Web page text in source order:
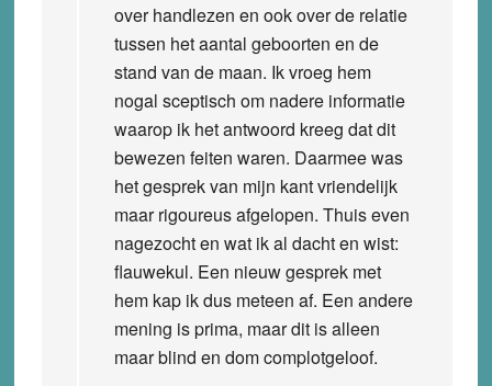
over handlezen en ook over de relatie
tussen het aantal geboorten en de
stand van de maan. Ik vroeg hem
nogal sceptisch om nadere informatie
waarop ik het antwoord kreeg dat dit
bewezen feiten waren. Daarmee was
het gesprek van mijn kant vriendelijk
maar rigoureus afgelopen. Thuis even
nagezocht en wat ik al dacht en wist:
flauwekul. Een nieuw gesprek met
hem kap ik dus meteen af. Een andere
mening is prima, maar dit is alleen
maar blind en dom complotgeloof.